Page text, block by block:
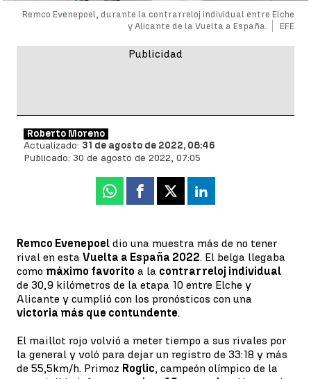
Remco Evenepoel, durante la contrarreloj individual entre Elche
y Alicante de la Vuelta a España.
EFE
Roberto Moreno
Actualizado: 31 de agosto de 2022, 08:46
Publicado: 30 de agosto de 2022, 07:05
Whatsapp
Facebook
X Linkedin
Remco Evenepoel dio una muestra más de no tener
rival en esta Vuelta a España 2022. El belga llegaba
como máximo favorito a la contrarreloj individual
de 30,9 kilómetros de la etapa 10 entre Elche y
Alicante y cumplió con los pronósticos con una
victoria más que contundente.
El maillot rojo volvió a meter tiempo a sus rivales por
la general y voló para dejar un registro de 33:18 y más
de 55,5km/h. Primoz Roglic, campeón olímpico de la